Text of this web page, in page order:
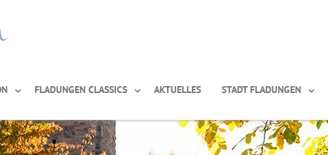
FLADUNGEN CLASSICS AKTUELLES STADT FLADUNGEN